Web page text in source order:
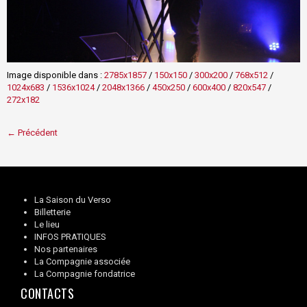
Image disponible dans : 2785x1857 / 150x150 / 300x200 / 768x512 /
1024x683 / 1536x1024/ 2048x1366 / 450x250 / 600x400 / 820x547 /
272x182
← Précédent
La Saison du Verso
Billetterie
Le lieu
INFOS PRATIQUES
Nos partenaires
La Compagnie associée
La Compagnie fondatrice
CONTACTS